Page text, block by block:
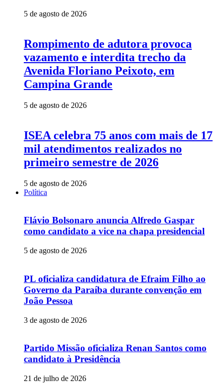
5 de agosto de 2026
Rompimento de adutora provoca
vazamento e interdita trecho da
Avenida Floriano Peixoto, em
Campina Grande
5 de agosto de 2026
ISEA celebra 75 anos com mais de 17
mil atendimentos realizados no
primeiro semestre de 2026
5 de agosto de 2026
Política
Flávio Bolsonaro anuncia Alfredo Gaspar
como candidato a vice na chapa presidencial
5 de agosto de 2026
PL oficializa candidatura de Efraim Filho ao
Governo da Paraíba durante convenção em
João Pessoa
3 de agosto de 2026
Partido Missão oficializa Renan Santos como
candidato à Presidência
21 de julho de 2026